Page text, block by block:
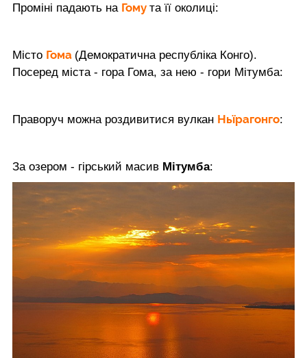
Проміні падають на Гому та її околиці:
Місто Гома (Демократична республіка Конго).
Посеред міста - гора Гома, за нею - гори Мітумба:
Праворуч можна роздивитися вулкан Ньїрагонго:
За озером - гірський масив Мітумба: